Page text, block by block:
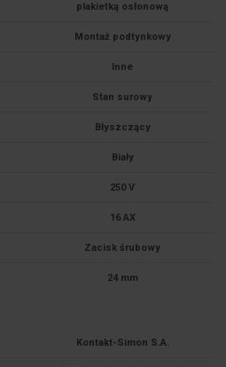
plakietką osłonową
Montaż podtynkowy
Inne
Stan surowy
Błyszczący
Biały
250 V
16 AX
Zacisk śrubowy
24 mm
Kontakt-Simon S.A.